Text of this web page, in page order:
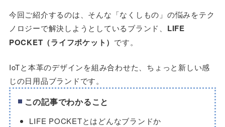
今回ご紹介するのは、そんな「なくしもの」の悩みをテク
ノロジーで解決しようとしているブランド、 LIFE
POCKET（ライフポケット） です。
IoTと本革のデザインを組み合わせた、ちょっと新しい感
じの日用品ブランドです。
この記事でわかること
LIFE POCKETとはどんなブランドか